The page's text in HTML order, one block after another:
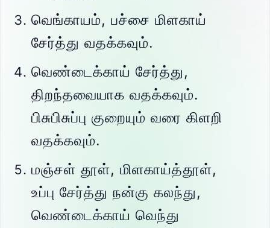
வெங்காயம், பச்சை மிளகாய்
சேர்த்து வதக்கவும்.
வெண்டைக்காய் சேர்த்து,
திறந்தவையாக வதக்கவும்.
பிசுபிசுப்பு குறையும் வரை கிளறி
வதக்கவும்.
மஞ்சள் தூள், மிளகாய்த்தூள்,
உப்பு சேர்த்து நன்கு கலந்து,
வெண்டைக்காய் வெந்து